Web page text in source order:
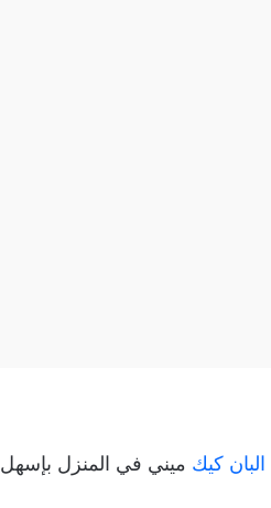
البان كيك ميني في المنزل بإسهل